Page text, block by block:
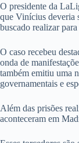
O presidente da
que Vinícius deveria
buscado realizar
O caso recebeu
onda de
também emitiu uma
governamentais e
Além das prisões
aconteceram em